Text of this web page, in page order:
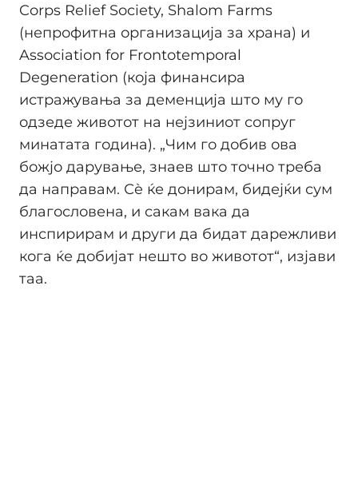
Corps Relief Society, Shalom Farms
(непрофитна организација за храна) и
Association for Frontotemporal
Degeneration (која финансира
истражувања за деменција што му го
одзеде животот на нејзиниот сопруг
минатата година). „Чим го добив ова
божјо дарување, знаев што точно треба
да направам. Сè ќе донирам, бидејќи сум
благословена, и сакам вака да
инспирирам и други да бидат дарежливи
кога ќе добијат нешто во животот“, изјави
таа.